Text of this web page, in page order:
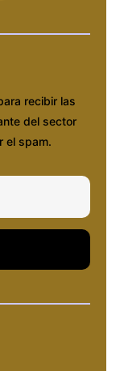
recibir las
del sector
el spam.